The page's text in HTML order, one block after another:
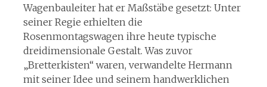
Wagenbauleiter hat er Maßstäbe gesetzt: Unter
seiner Regie erhielten die
Rosenmontagswagen ihre heute typische
dreidimensionale Gestalt. Was zuvor
„Bretterkisten“ waren, verwandelte Hermann
mit seiner Idee und seinem handwerklichen